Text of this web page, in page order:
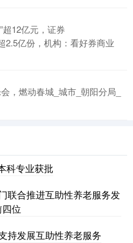
超12亿元，证券
2.5亿份，机构：看好券商业
，燃动春城_城市_朝阳分局_
科专业获批
联合推进互助性养老服务发
位
持发展互助性养老服务